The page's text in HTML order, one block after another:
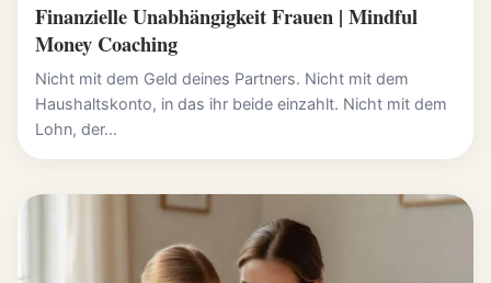
Finanzielle Unabhängigkeit Frauen | Mindful
Money Coaching
Nicht mit dem Geld deines Partners. Nicht mit dem
Haushaltskonto, in das ihr beide einzahlt. Nicht mit dem
Lohn, der...